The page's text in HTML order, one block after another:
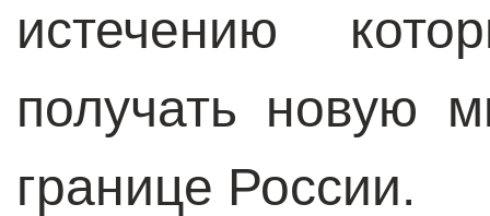
истечению
получать новую
границе России.